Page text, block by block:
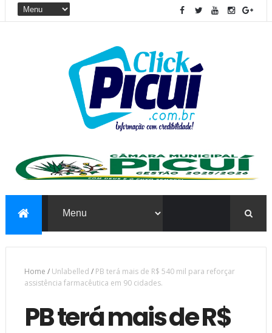
Home /Unlabelled / PB terá mais de R$ 540 mil para reforçar
assistência farmacêutica em 90 cidades.
PB terá mais de R$